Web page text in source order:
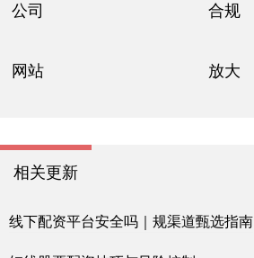
公司 合规
网站 放大
相关更新
线下配资平台安全吗｜规渠道甄选指南